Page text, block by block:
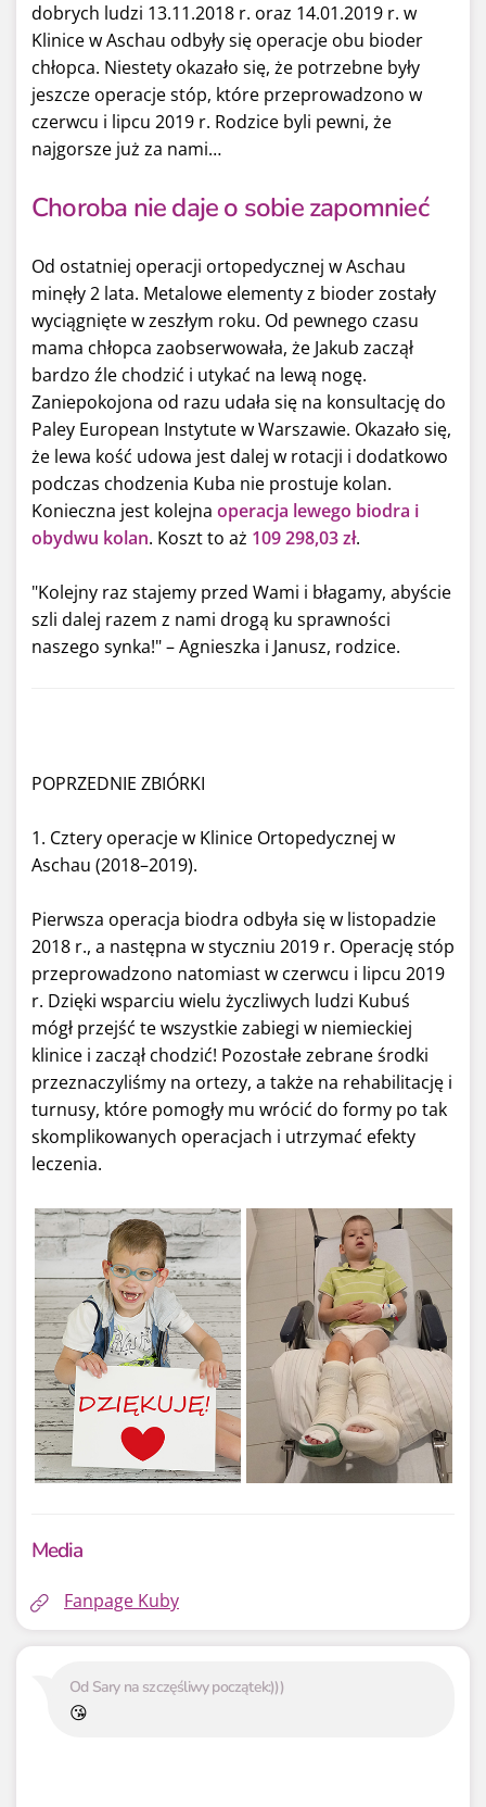
dobrych ludzi 13.11.2018 r. oraz 14.01.2019 r. w
Klinice w Aschau odbyły się operacje obu bioder
chłopca. Niestety okazało się, że potrzebne były
jeszcze operacje stóp, które przeprowadzono w
czerwcu i lipcu 2019 r. Rodzice byli pewni, że
najgorsze już za nami…
Choroba nie daje o sobie zapomnieć
Od ostatniej operacji ortopedycznej w Aschau
minęły 2 lata. Metalowe elementy z bioder zostały
wyciągnięte w zeszłym roku. Od pewnego czasu
mama chłopca zaobserwowała, że Jakub zaczął
bardzo źle chodzić i utykać na lewą nogę.
Zaniepokojona od razu udała się na konsultację do
Paley European Instytute w Warszawie. Okazało się,
że lewa kość udowa jest dalej w rotacji i dodatkowo
podczas chodzenia Kuba nie prostuje kolan.
Konieczna jest kolejna operacja lewego biodra i
obydwu kolan. Koszt to aż 109 298,03 zł.
"Kolejny raz stajemy przed Wami i błagamy, abyście
szli dalej razem z nami drogą ku sprawności
naszego synka!" – Agnieszka i Janusz, rodzice.
POPRZEDNIE ZBIÓRKI
1. Cztery operacje w Klinice Ortopedycznej w
Aschau (2018–2019).
Pierwsza operacja biodra odbyła się w listopadzie
2018 r., a następna w styczniu 2019 r. Operację stóp
przeprowadzono natomiast w czerwcu i lipcu 2019
r. Dzięki wsparciu wielu życzliwych ludzi Kubuś
mógł przejść te wszystkie zabiegi w niemieckiej
klinice i zaczął chodzić! Pozostałe zebrane środki
przeznaczyliśmy na ortezy, a także na rehabilitację i
turnusy, które pomogły mu wrócić do formy po tak
skomplikowanych operacjach i utrzymać efekty
leczenia.
Media
Fanpage Kuby
Od Sary na szczęśliwy początek:)))
😘